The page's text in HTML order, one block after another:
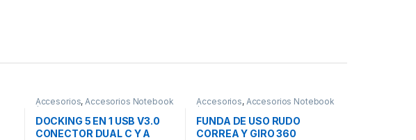
Accesorios,Accesorios Notebook
/ Tablet
DOCKING 5 EN 1 USB V3.0
CONECTOR DUAL C Y A
Accesorios, Accesorios Notebook
/ Tablet
FUNDA DE USO RUDO
CORREA Y GIRO 360